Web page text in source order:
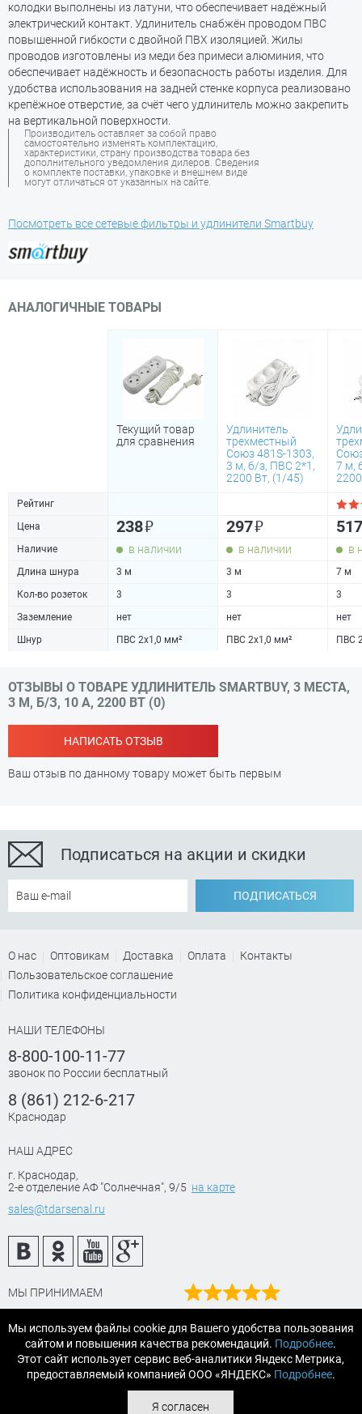
колодки выполнены из латуни, что обеспечивает надёжный
электрический контакт. Удлинитель снабжён проводом ПВС
повышенной гибкости с двойной ПВХ изоляцией. Жилы
проводов изготовлены из меди без примеси алюминия, что
обеспечивает надёжность и безопасность работы изделия. Для
удобства использования на задней стенке корпуса реализовано
крепёжное отверстие, за счёт чего удлинитель можно закрепить
на вертикальной поверхности.
Производитель оставляет за собой право
самостоятельно изменять комплектацию,
характеристики, страну производства товара без
дополнительного уведомления дилеров. Сведения
о комплекте поставки, упаковке и внешнем виде
могут отличаться от указанных на сайте.
Посмотреть все сетевые фильтры и удлинители Smartbuy
АНАЛОГИЧНЫЕ ТОВАРЫ
Текущий товар
для сравнения
Удлинитель
трехместный
Союз 481S-1303,
3 м, б/з, ПВС 2*1,
2200 Вт, (1/45)
7 м,
Рейтинг
Цена
238₽ 297₽
Наличие в наличии в наличии в
Длина шнура 3 м 3 м
7 м
Кол-во розеток
3 3
3
Заземление
нет нет
нет
Шнур
ПВС 2х1,0 мм² ПВС 2х1,0 мм² ПВС
ОТЗЫВЫ О ТОВАРЕ УДЛИНИТЕЛЬ SMARTBUY, 3 МЕСТА,
3 М, Б/З, 10 А, 2200 ВТ (0)
НАПИСАТЬ ОТЗЫВ
Ваш отзыв по данному товару может быть первым
Подписаться на акции и скидки
ПОДПИСАТЬСЯ
О нас Оптовикам Доставка Оплата
Контакты
Пользовательское соглашение
Политика конфиденциальности
НАШИ ТЕЛЕФОНЫ
8-800-100-11-77
звонок по России бесплатный
8 (861) 212-6-217
Краснодар
НАШ АДРЕС
г. Краснодар,
2-е отделение АФ "Солнечная", 9/5 на карте
sales@tdarsenal.ru
МЫ ПРИНИМАЕМ
на Яндекс маркет
Читайте отзывы
© 2007-2026 «АРСЕНАЛТРЕЙДИНГ Краснодар» строительные и
Мы используем файлы cookie для Вашего удобства пользования
сайтом и повышения качества рекомендаций. Подробнее.
Этот сайт использует сервис веб-аналитики Яндекс Метрика,
предоставляемый компанией ООО «ЯНДЕКС» Подробнее.
Я согласен